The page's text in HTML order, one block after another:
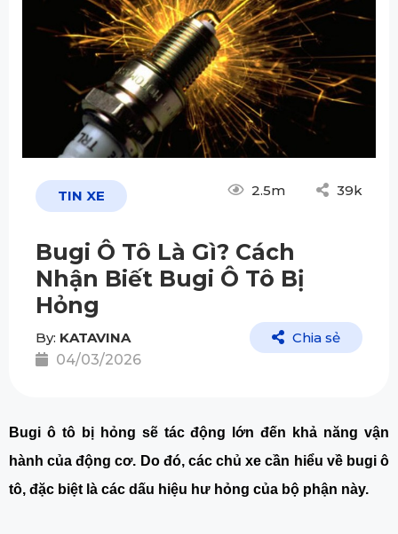
TIN XE 2.5m 39k
Bugi Ô Tô Là Gì? Cách
Nhận Biết Bugi Ô Tô Bị
Hỏng
By: KATAVINA
04/03/2026
Chia sẻ
Bugi ô tô bị hỏng sẽ tác động lớn đến khả năng vận
hành của động cơ. Do đó, các chủ xe cần hiểu về bugi ô
tô, đặc biệt là các dấu hiệu hư hỏng của bộ phận này.